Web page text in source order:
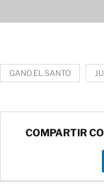
GANO EL SANTO
COMPARTIR